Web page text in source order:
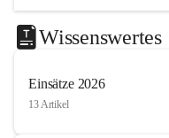
Wissenswertes
Einsätze 2026
13 Artikel